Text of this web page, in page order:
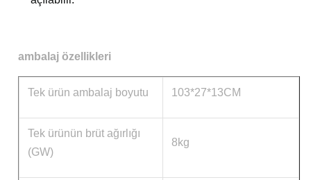
ambalaj özellikleri
Tek ürün ambalaj boyutu 103*27*13CM
Tek ürünün brüt ağırlığı
(GW)
8kg